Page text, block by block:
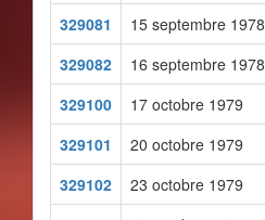
329081
15 septembre 1978
329082
16 septembre 1978
329100
17 octobre 1979
329101
20 octobre 1979
329102
23 octobre 1979